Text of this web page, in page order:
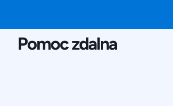
Pomoc zdalna